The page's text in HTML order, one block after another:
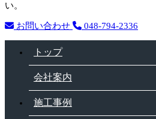
い。
お問い合わせ 048-794-2336
トップ
会社案内
施工事例